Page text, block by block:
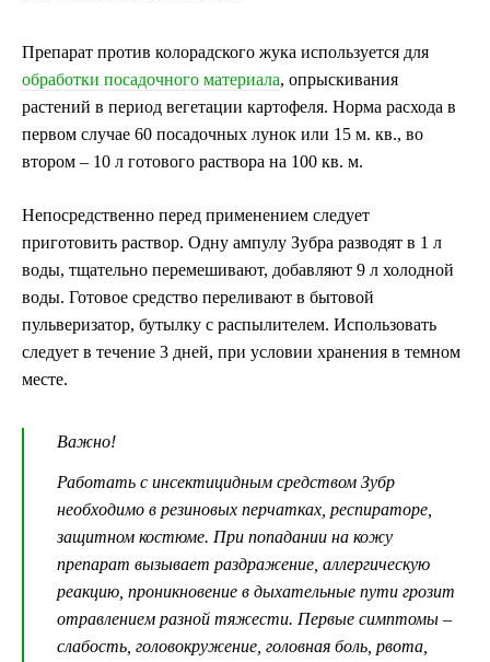
Препарат против колорадского жука используется для
обработки посадочного материала, опрыскивания
растений в период вегетации картофеля. Норма расхода в
первом случае 60 посадочных лунок или 15 м. кв., во
втором – 10 л готового раствора на 100 кв. м.
Непосредственно перед применением следует
приготовить раствор. Одну ампулу Зубра разводят в 1 л
воды, тщательно перемешивают, добавляют 9 л холодной
воды. Готовое средство переливают в бытовой
пульверизатор, бутылку с распылителем. Использовать
следует в течение 3 дней, при условии хранения в темном
месте.
Важно!
Работать с инсектицидным средством Зубр
необходимо в резиновых перчатках, респираторе,
защитном костюме. При попадании на кожу
препарат вызывает раздражение, аллергическую
реакцию, проникновение в дыхательные пути грозит
отравлением разной тяжести. Первые симптомы –
слабость, головокружение, головная боль, рвота,